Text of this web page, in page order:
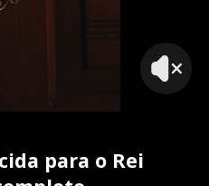
verdade.
para o Rei